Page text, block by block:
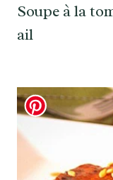
Soupe à la
ail